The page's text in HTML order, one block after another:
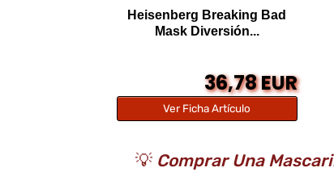
Heisenberg Breaking Bad
Mask Diversión...
36,78 EUR
Ver Ficha Artículo
💡 Comprar Una